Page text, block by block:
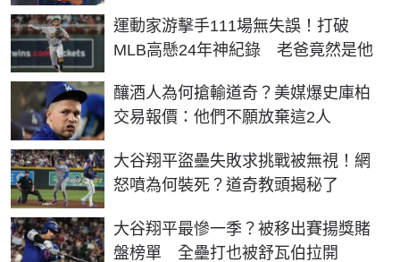
運動家游擊手111場無失誤！打破
MLB高懸24年神紀錄 老爸竟然是他
釀酒人為何搶輸道奇？美媒爆史庫柏
交易報價：他們不願放棄這2人
大谷翔平盜壘失敗求挑戰被無視！網
怒噴為何裝死？道奇教頭揭秘了
大谷翔平最慘一季？被移出賽揚獎賭
盤榜單 全壘打也被舒瓦伯拉開